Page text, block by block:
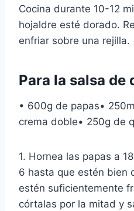
Cocina durante 10-12
hojaldre esté dorado.
enfriar sobre una rejilla.
Para la salsa de
• 600g de papas•
crema doble• 250g de
1. Hornea las papas a
6 hasta que estén bien
estén suficientemente
córtalas por la mitad y